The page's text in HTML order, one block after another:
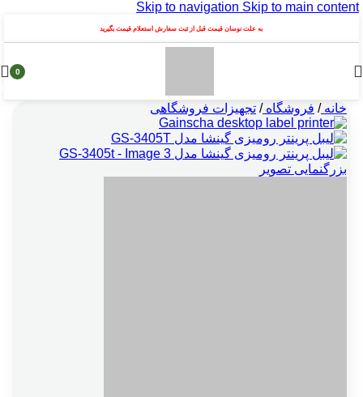
Skip to navigation Skip to main content
به علت نوسان قیمت قبل از ثبت سفارش استعلام قیمت بگیرید
0
خانه/ فروشگاه/ تجهیزات فروشگاهی
بزرگنمایی تصویر